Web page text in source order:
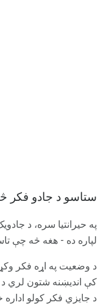
ستاسو د جادو فکر
په حیرانتیا سره، د
لپاره ده - هغه څه چې
د وضعیت په اړه فکر
کې اندیښنه شتون لري
د جایزي فکر کولو